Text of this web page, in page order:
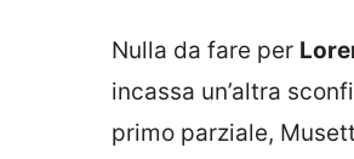
Nulla da fare per
incassa un’altra
primo parziale,